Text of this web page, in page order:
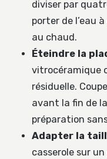
diviser par
porter de l’eau
au chaud.
Éteindre la
vitrocéramique
résiduelle.
avant la fin de
préparation
Adapter la
casserole sur